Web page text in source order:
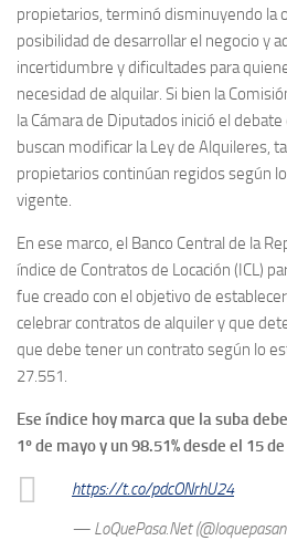
propietarios, terminó disminuyendo la
posibilidad de desarrollar el negocio y
incertidumbre y dificultades para
necesidad de alquilar. Si bien la
la Cámara de Diputados inició el
buscan modificar la Ley de Alquileres,
propietarios continúan regidos según
vigente.
En ese marco, el Banco Central de la
índice de Contratos de Locación (ICL)
fue creado con el objetivo de
celebrar contratos de alquiler y que
que debe tener un contrato según lo
27.551.
Ese índice hoy marca que la suba
1º de mayo y un 98.51% desde el 15
https://t.co/pdcONrhU24
— LoQuePasa.Net